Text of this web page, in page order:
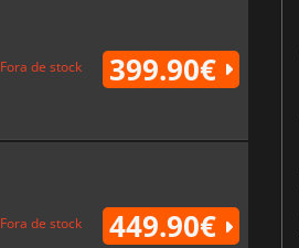
Fora de stock 399.90€
Fora de stock 449.90€